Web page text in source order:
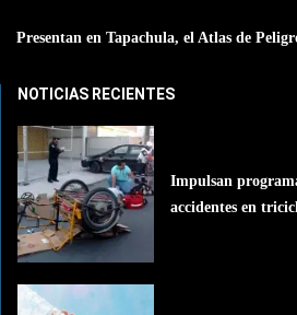
Presentan en Tapachula, el Atlas de
NOTICIAS RECIENTES
Impulsan
accidentes en